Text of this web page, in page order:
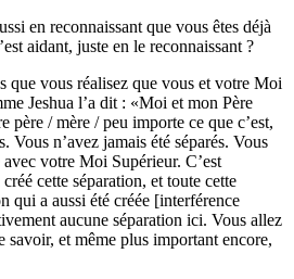
en reconnaissant que vous êtes déjà
aidant, juste en le reconnaissant ?
que vous réalisez que vous et votre Moi
Jeshua l’a dit : «Moi et mon Père
père / mère / peu importe ce que c’est,
Vous n’avez jamais été séparés. Vous
votre Moi Supérieur. C’est
cette séparation, et toute cette
qui a aussi été créée [interférence
aucune séparation ici. Vous allez
savoir, et même plus important encore,